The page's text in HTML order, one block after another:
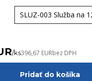
/ks396,67 EURbez DPH
Pridať do košíka